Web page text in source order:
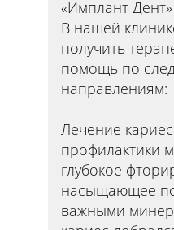
«Имплант Дент»
В нашей
получить
помощь по
направлениям:
Лечение
профилактики
глубокое
насыщающее
важными